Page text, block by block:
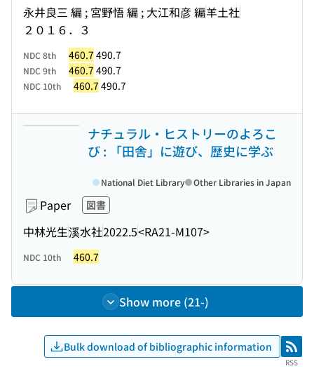
永井良三 編 ; 宮野悟 編 ; 大江和彦 編羊土社
２０１６．３
NDC 8th 460.7 490.7
NDC 9th 460.7 490.7
NDC 10th 460.7 490.7
ナチュラル・ヒストリーのよろこ
び : 「田舎」に遊び、歴史に学ぶ
Paper 図書
中林光生溪水社2022.5<RA21-M107>
National Diet Library Other Libraries in Japan
NDC 10th 460.7
Show more (21-)
Bulk download of bibliographic information RSS
RSS